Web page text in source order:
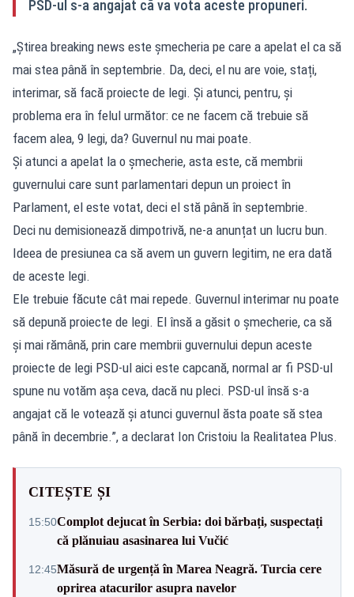
PSD-ul s-a angajat că va vota aceste propuneri.
„Știrea breaking news este șmecheria pe care a apelat el ca să
mai stea până în septembrie. Da, deci, el nu are voie, stați,
interimar, să facă proiecte de legi. Și atunci, pentru, și
problema era în felul următor: ce ne facem că trebuie să
facem alea, 9 legi, da? Guvernul nu mai poate.
Și atunci a apelat la o șmecherie, asta este, că membrii
guvernului care sunt parlamentari depun un proiect în
Parlament, el este votat, deci el stă până în septembrie.
Deci nu demisionează dimpotrivă, ne-a anunțat un lucru bun.
Ideea de presiunea ca să avem un guvern legitim, ne era dată
de aceste legi.
Ele trebuie făcute cât mai repede. Guvernul interimar nu poate
să depună proiecte de legi. El însă a găsit o șmecherie, ca să
și mai rămână, prin care membrii guvernului depun aceste
proiecte de legi PSD-ul aici este capcană, normal ar fi PSD-ul
spune nu votăm așa ceva, dacă nu pleci. PSD-ul însă s-a
angajat că le votează și atunci guvernul ăsta poate să stea
până în decembrie.”, a declarat Ion Cristoiu la Realitatea Plus.
CITEȘTE ȘI
15:50Complot dejucat în Serbia: doi bărbați, suspectați
că plănuiau asasinarea lui Vučić
12:45Măsură de urgență în Marea Neagră. Turcia cere
oprirea atacurilor asupra navelor